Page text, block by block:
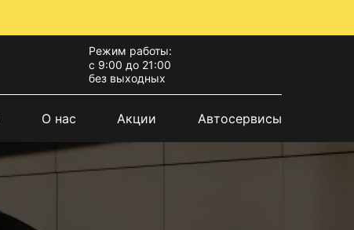
Режим работы:
с 9:00 до 21:00
без выходных
О нас Акции Автосервисы